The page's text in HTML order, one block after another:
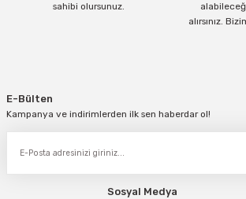
sahibi olursunuz.
alırsınız.
E-Bülten
Kampanya ve indirimlerden ilk sen haberdar ol!
Sosyal Medya